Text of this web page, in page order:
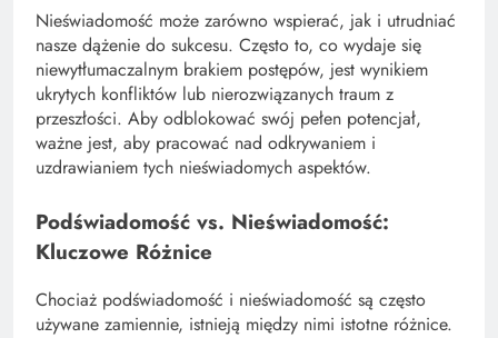
Nieświadomość może zarówno wspierać, jak i utrudniać
nasze dążenie do sukcesu. Często to, co wydaje się
niewytłumaczalnym brakiem postępów, jest wynikiem
ukrytych konfliktów lub nierozwiązanych traum z
przeszłości. Aby odblokować swój pełen potencjał,
ważne jest, aby pracować nad odkrywaniem i
uzdrawianiem tych nieświadomych aspektów.
Podświadomość vs. Nieświadomość:
Kluczowe Różnice
Chociaż podświadomość i nieświadomość są często
używane zamiennie, istnieją między nimi istotne różnice.